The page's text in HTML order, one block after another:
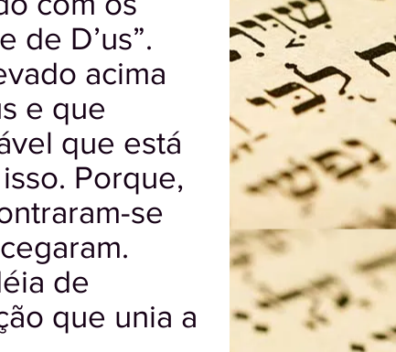
de D’us”.
acima
e que
que está
Porque,
se
de
que unia a